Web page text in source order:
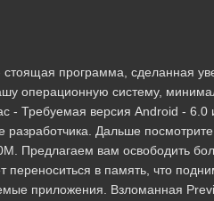
стоящая программа, сделанная
операционную систему,
- Требуемая версия Android -
разработчика. Дальше
Предлагаем вам освободить
в память, что
приложения. Взломанная